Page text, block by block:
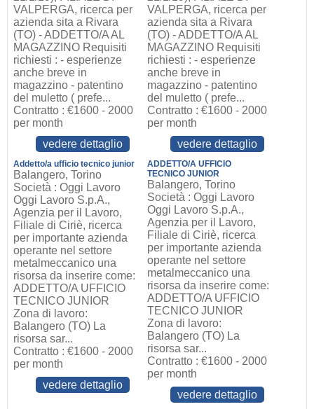
VALPERGA, ricerca per
azienda sita a Rivara
(TO) - ADDETTO/A AL
MAGAZZINO Requisiti
richiesti : - esperienze
anche breve in
magazzino - patentino
del muletto ( prefe...
Contratto : €1600 - 2000
per month
vedere dettaglio
VALPERGA, ricerca per
azienda sita a Rivara
(TO) - ADDETTO/A AL
MAGAZZINO Requisiti
richiesti : - esperienze
anche breve in
magazzino - patentino
del muletto ( prefe...
Contratto : €1600 - 2000
per month
vedere dettaglio
Addetto/a ufficio tecnico junior
Balangero, Torino
Società : Oggi Lavoro
Oggi Lavoro S.p.A.,
Agenzia per il Lavoro,
Filiale di Ciriè, ricerca
per importante azienda
operante nel settore
metalmeccanico una
risorsa da inserire come:
ADDETTO/A UFFICIO
TECNICO JUNIOR
Zona di lavoro:
Balangero (TO) La
risorsa sar...
Contratto : €1600 - 2000
per month
vedere dettaglio
ADDETTO/A UFFICIO
TECNICO JUNIOR
Balangero, Torino
Società : Oggi Lavoro
Oggi Lavoro S.p.A.,
Agenzia per il Lavoro,
Filiale di Ciriè, ricerca
per importante azienda
operante nel settore
metalmeccanico una
risorsa da inserire come:
ADDETTO/A UFFICIO
TECNICO JUNIOR
Zona di lavoro:
Balangero (TO) La
risorsa sar...
Contratto : €1600 - 2000
per month
vedere dettaglio